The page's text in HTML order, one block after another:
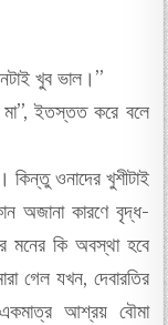
খুব ভাল।”
ইতস্তত করে বলে
কিন্তু ওনাদের খুশীটাই
অজানা কারণে বৃদ্ধ-
মনের কি অবস্থা হবে
গেল যখন, দেবারতির
আশ্রয় বৌমা